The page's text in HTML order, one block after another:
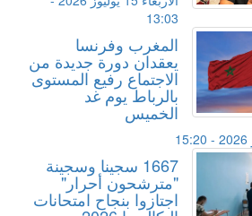
13:03
المغرب وفرنسا
يعقدان دورة جديدة من
الاجتماع رفيع المستوى
بالرباط يوم غد
الخميس
1667 سجينا وسجينة
"مترشحون أحرار"
اجتازوا بنجاح امتحانات